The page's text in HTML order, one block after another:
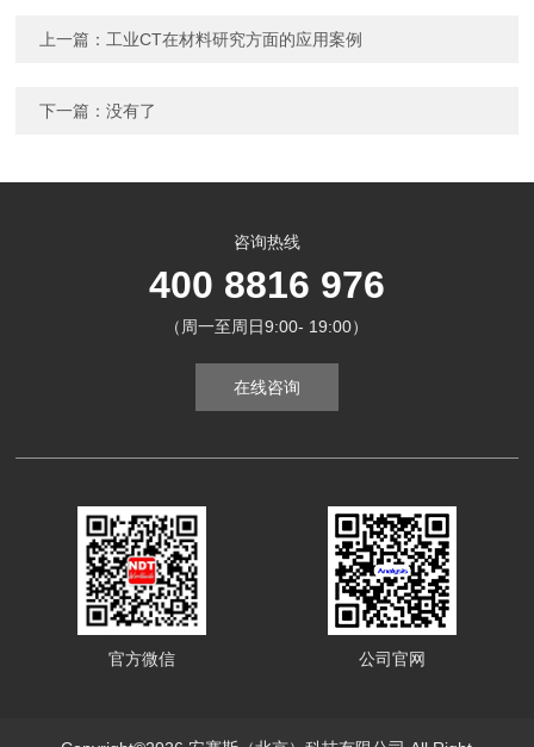
上一篇： 工业CT在材料研究方面的应用案例
下一篇：没有了
咨询热线
400 8816 976
（周一至周日9:00- 19:00）
在线咨询
官方微信 公司官网